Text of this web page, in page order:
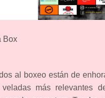
Box
al boxeo están de
más relevantes